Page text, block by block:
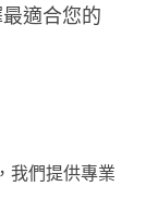
適合您的
我們提供專業